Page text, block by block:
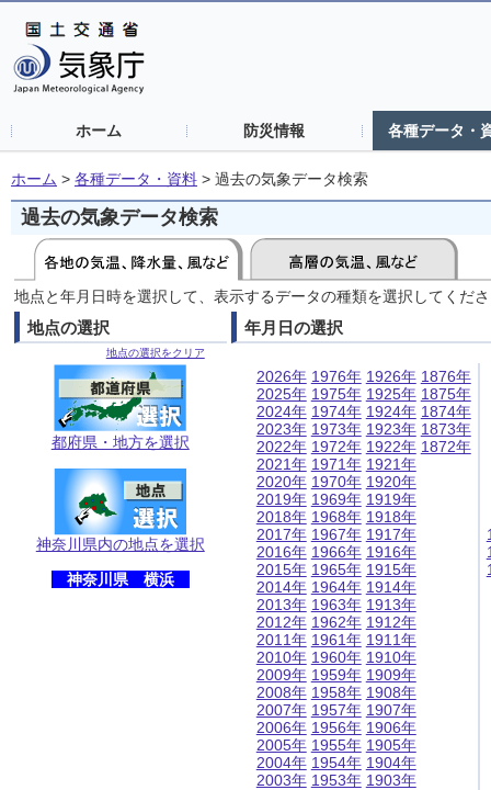
ホーム 防災情報 各種データ・
ホーム > 各種データ・資料 > 過去の気象データ検索
過去の気象データ検索
地点と年月日時を選択して、表示するデータの種類を選択してくだ
地点の選択
地点の選択をクリア
都府県・地方を選択
神奈川県内の地点を選択
神奈川県 横浜
年月日の選択
2026年
2025年
2024年
2023年
2022年
2021年
2020年
2019年
2018年
2017年
2016年
2015年
2014年
2013年
2012年
2011年
2010年
2009年
2008年
2007年
2006年
2005年
2004年
2003年
1976年
1975年
1974年
1973年
1972年
1971年
1970年
1969年
1968年
1967年
1966年
1965年
1964年
1963年
1962年
1961年
1960年
1959年
1958年
1957年
1956年
1955年
1954年
1953年
1926年
1925年
1924年
1923年
1922年
1921年
1920年
1919年
1918年
1917年
1916年
1915年
1914年
1913年
1912年
1911年
1910年
1909年
1908年
1907年
1906年
1905年
1904年
1903年
1876年
1875年
1874年
1873年
1872年